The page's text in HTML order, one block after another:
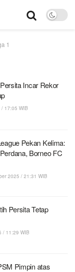
1
Incar Rekor
17:05 WIB
Pekan Kelima:
Borneo FC
2025 / 21:31 WIB
Persita Tetap
/ 11:29 WIB
Pimpin atas